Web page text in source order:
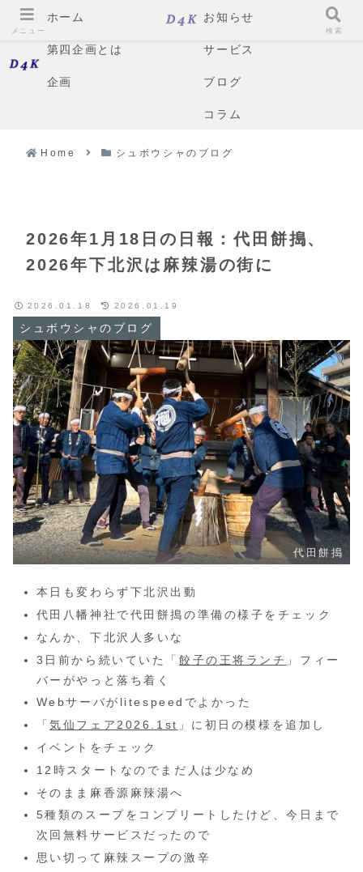
ホーム
お知らせ
第四企画とは
サービス
企画
ブログ
コラム
Home シュボウシャのブログ
2026年1月18日の日報：代田餅搗、
2026年下北沢は麻辣湯の街に
シュボウシャのブログ
代田餅搗
2026.01.18 2026.01.19
本日も変わらず下北沢出動
代田八幡神社で代田餅搗の準備の様子をチェック
なんか、下北沢人多いな
3日前から続いていた「 餃子の王将ランチ 」フィー
バーがやっと落ち着く
Webサーバがlitespeedでよかった
「気仙フェア2026.1st 」に初日の模様を追加し
イベントをチェック
12時スタートなのでまだ人は少なめ
そのまま麻香源麻辣湯へ
5種類のスープをコンプリートしたけど、今日まで
次回無料サービスだったので
思い切って麻辣スープの激辛
メニュー 検索